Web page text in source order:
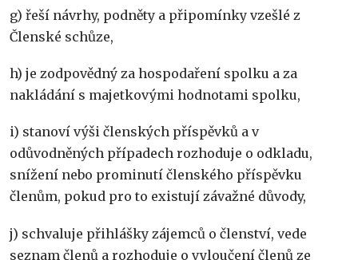
g) řeší návrhy, podněty a připomínky vzešlé z
Členské schůze,
h) je zodpovědný za hospodaření spolku a za
nakládání s majetkovými hodnotami spolku,
i) stanoví výši členských příspěvků a v
odůvodněných případech rozhoduje o odkladu,
snížení nebo prominutí členského příspěvku
členům, pokud pro to existují závažné důvody,
j) schvaluje přihlášky zájemců o členství, vede
seznam členů a rozhoduje o vyloučení členů ze